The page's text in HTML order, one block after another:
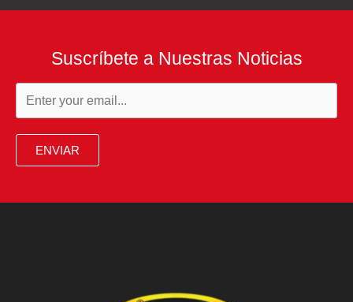
Suscríbete a Nuestras Noticias
ENVIAR